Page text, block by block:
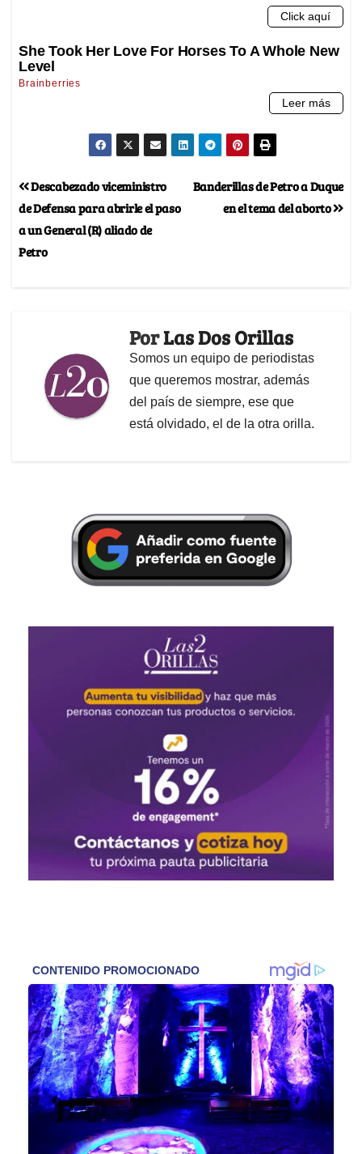
Banderillas de Petro a Duque
en el tema del aborto
Descabezado viceministro
de Defensa para abrirle el paso
a un General (R) aliado de
Petro
PorLas Dos Orillas
Somos un equipo de periodistas
que queremos mostrar, además
del país de siempre, ese que
está olvidado, el de la otra orilla.